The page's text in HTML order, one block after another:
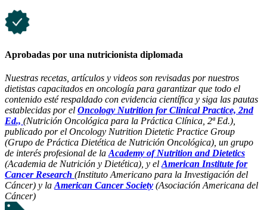
Aprobadas por una nutricionista diplomada
Nuestras recetas, artículos y videos son revisadas por nuestros
dietistas capacitados en oncología para garantizar que todo el
contenido esté respaldado con evidencia científica y siga las pautas
establecidas por el Oncology Nutrition for Clinical Practice, 2nd
Ed., (Nutrición Oncológica para la Práctica Clínica, 2ª Ed.),
publicado por el Oncology Nutrition Dietetic Practice Group
(Grupo de Práctica Dietética de Nutrición Oncológica), un grupo
de interés profesional de laAcademy of Nutrition and Dietetics
(Academia de Nutrición y Dietética), y elAmerican Institute for
Cancer Research (Instituto Americano para la Investigación del
Cáncer) y laAmerican Cancer Society (Asociación Americana del
Cáncer)